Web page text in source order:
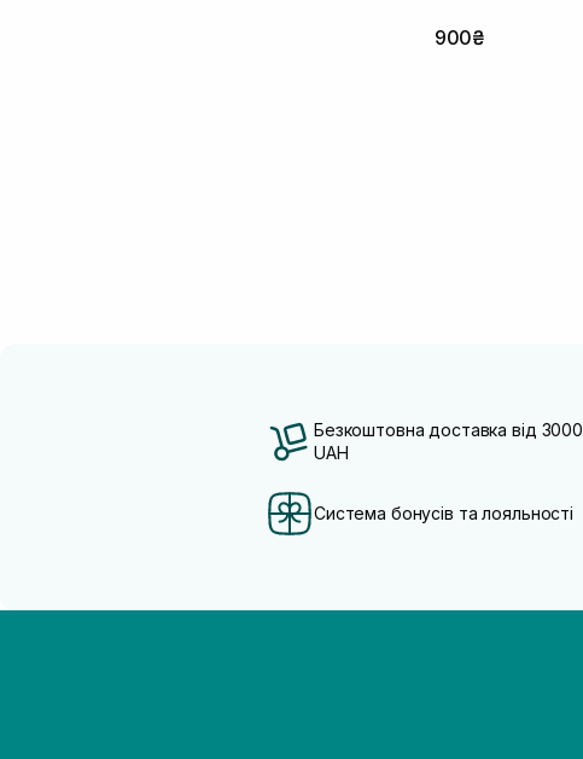
900₴
Безкоштовна доставка від 3000
UAH
Система бонусів та лояльності